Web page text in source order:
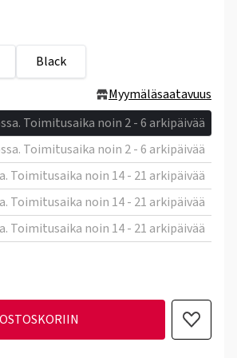
Black
Myymäläsaatavuus
Toimitusaika noin 2 - 6 arkipäivää
Toimitusaika noin 2 - 6 arkipäivää
Toimitusaika noin 14 - 21 arkipäivää
Toimitusaika noin 14 - 21 arkipäivää
Toimitusaika noin 14 - 21 arkipäivää